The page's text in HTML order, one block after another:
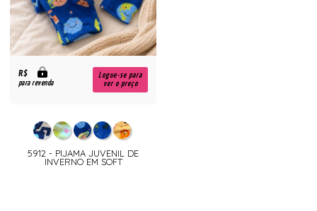
R$
para revenda
Logue-se para
ver o preço
5912 - PIJAMA JUVENIL DE
INVERNO EM SOFT